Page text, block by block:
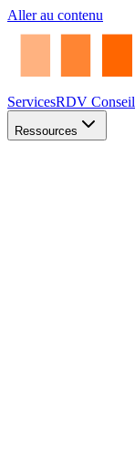
Aller au contenu
ServicesRDV Conseil
Ressources